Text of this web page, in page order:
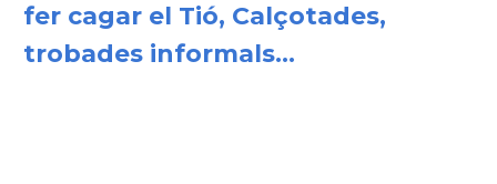
fer cagar el Tió, Calçotades,
trobades informals...